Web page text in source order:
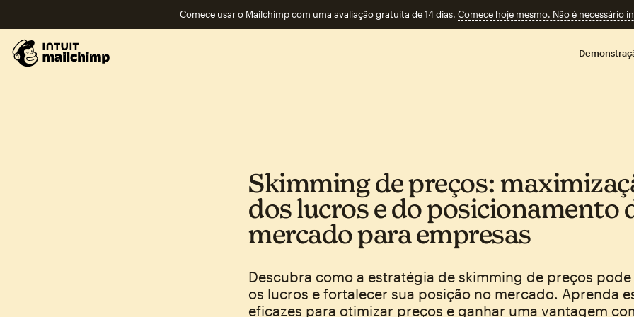
Comece usar o Mailchimp com uma avaliação gratuita de 14 dias. Comece hoje mesmo. Não é necessário
Skimming de preços:
dos lucros e do posicionamento
mercado para empresas
Descubra como a estratégia de skimming de preços
os lucros e fortalecer sua posição no mercado. Aprenda
eficazes para otimizar preços e ganhar uma vantagem